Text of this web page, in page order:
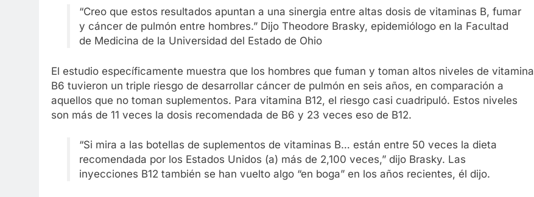
“Creo que estos resultados apuntan a una sinergia entre altas dosis de vitaminas B, fumar
y cáncer de pulmón entre hombres.” Dijo Theodore Brasky, epidemiólogo en la Facultad
de Medicina de la Universidad del Estado de Ohio
El estudio específicamente muestra que los hombres que fuman y toman altos niveles de vitamina
B6 tuvieron un triple riesgo de desarrollar cáncer de pulmón en seis años, en comparación a
aquellos que no toman suplementos. Para vitamina B12, el riesgo casi cuadripuló. Estos niveles
son más de 11 veces la dosis recomendada de B6 y 23 veces eso de B12.
“Si mira a las botellas de suplementos de vitaminas B… están entre 50 veces la dieta
recomendada por los Estados Unidos (a) más de 2,100 veces,” dijo Brasky. Las
inyecciones B12 también se han vuelto algo “en boga” en los años recientes, él dijo.